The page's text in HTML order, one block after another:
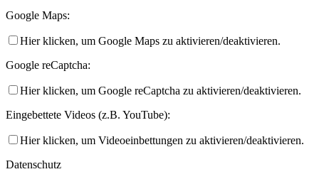
Google Maps:
Hier klicken, um Google Maps zu aktivieren/deaktivieren.
Google reCaptcha:
Hier klicken, um Google reCaptcha zu aktivieren/deaktivieren.
Eingebettete Videos (z.B. YouTube):
Hier klicken, um Videoeinbettungen zu aktivieren/deaktivieren.
Datenschutz